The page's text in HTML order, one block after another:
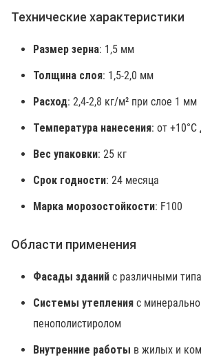
Технические характеристики
Размер зерна: 1,5 мм
Толщина слоя: 1,5-2,0 мм
Расход: 2,4-2,8 кг/м² при слое 1 мм
Температура нанесения: от +10°C
Вес упаковки: 25 кг
Срок годности: 24 месяца
Марка морозостойкости: F100
Области применения
Фасады зданий с различными
Системы утепления с
пенополистиролом
Внутренние работы в жилых и